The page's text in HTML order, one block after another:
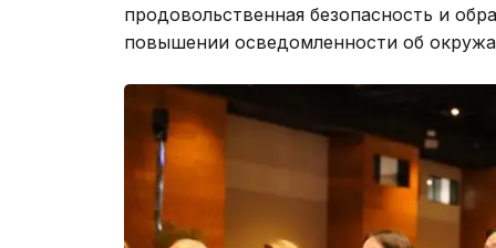
продовольственная безопасность и
повышении осведомленности об